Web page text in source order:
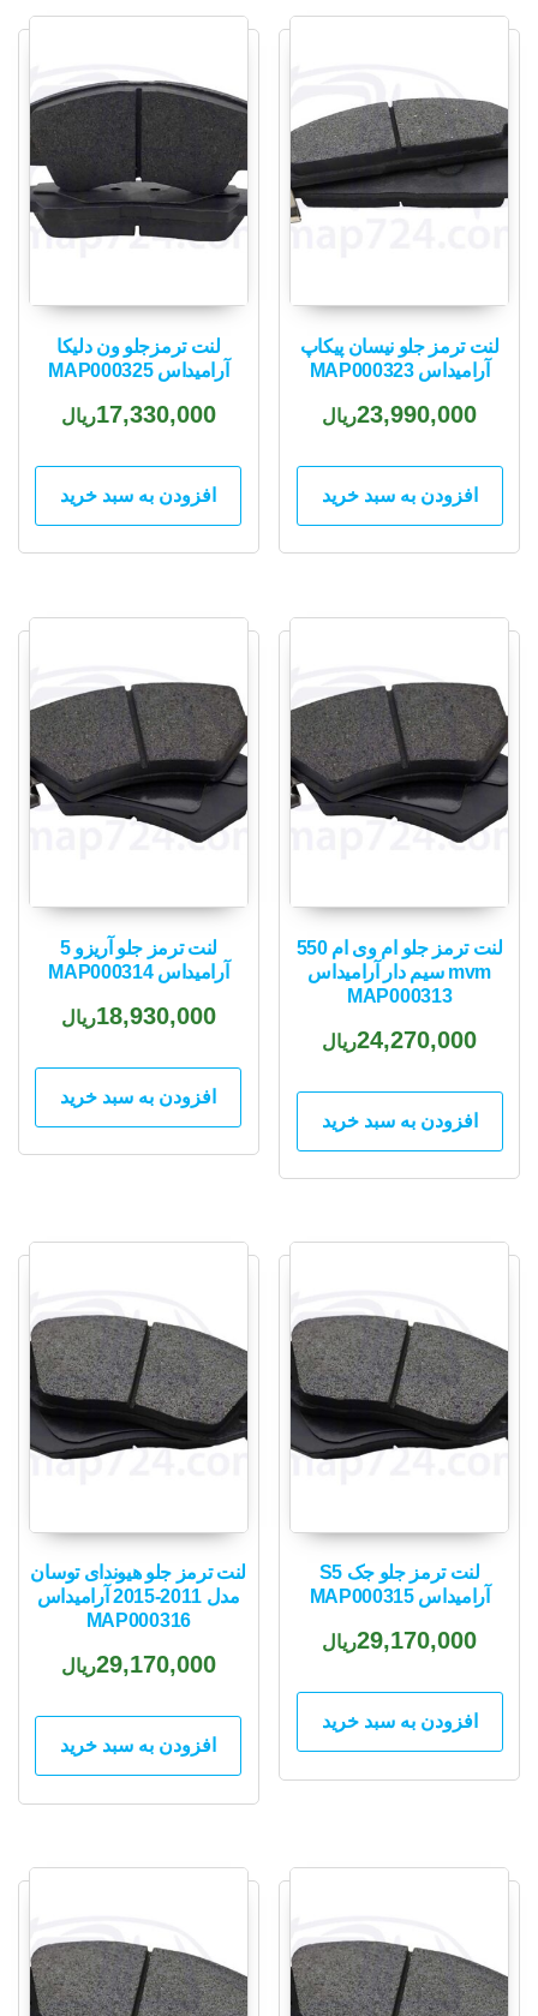
لنت ترمز جلو نیسان پیکاپ
آرامیداس MAP000323
23,990,000ریال
افزودن به سبد خرید
لنت ترمزجلو ون دلیکا
آرامیداس MAP000325
17,330,000ریال
افزودن به سبد خرید
لنت ترمز جلو ام وی ام 550
mvm سیم دار آرامیداس
MAP000313
24,270,000ریال
افزودن به سبد خرید
لنت ترمز جلو آریزو 5
آرامیداس MAP000314
18,930,000ریال
افزودن به سبد خرید
لنت ترمز جلو جک S5
آرامیداس MAP000315
29,170,000ریال
افزودن به سبد خرید
لنت ترمز جلو هیوندای توسان
مدل 2011-2015 آرامیداس
MAP000316
29,170,000ریال
افزودن به سبد خرید